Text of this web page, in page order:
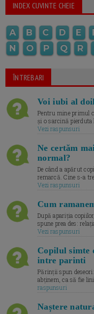
INDEX CUVINTE CHEIE
A B C D E
N
O P Q R
ÎNTREBARI
Voi iubi al
Pentru mine primul
și o sarcină
Vezi raspunsuri
Ne certăm
normal?
De când a apărut
remarcă. Cine s-a
Vezi raspunsuri
Cum
După apariția
spune prea des:
Vezi raspunsuri
Copilul simte
intre parinti
Părinții spun
abținem, ca să fie
raspunsuri
Naștere